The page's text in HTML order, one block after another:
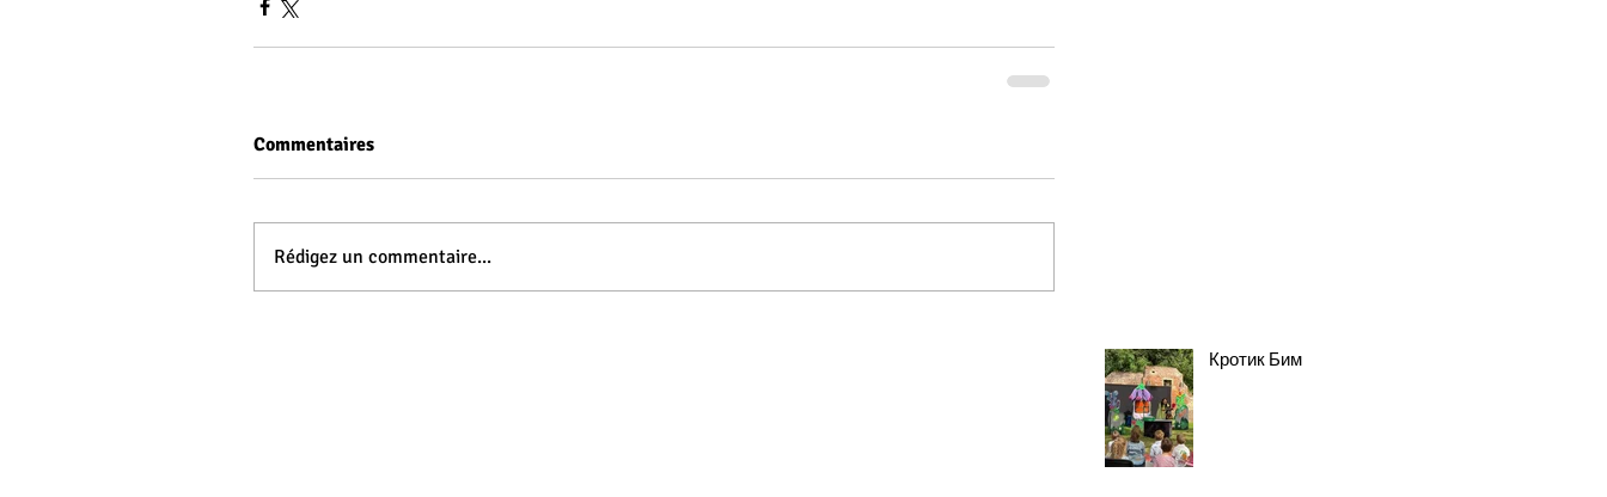
Commentaires
Rédigez un commentaire...
Кротик Бим